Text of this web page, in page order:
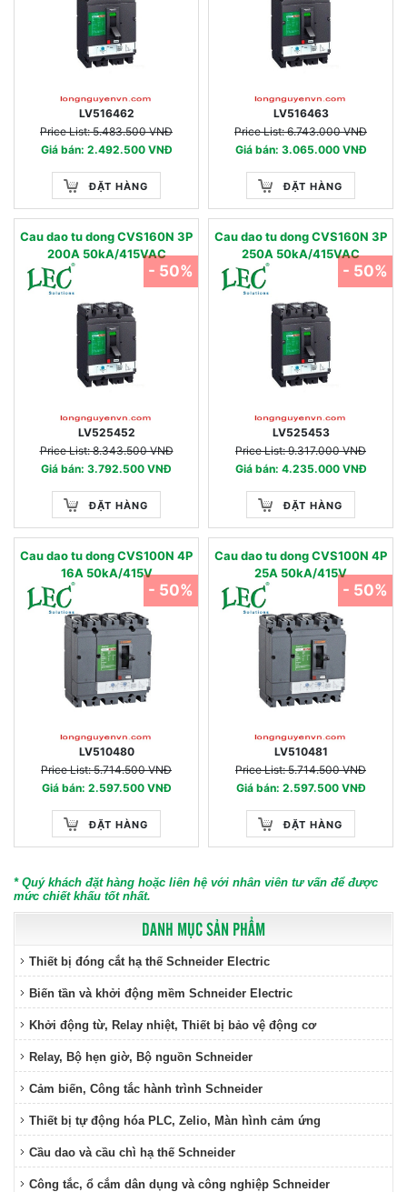
DANH MỤC SẢN PHẨM
Thiết bị đóng cắt hạ thế Schneider Electric
Biến tần và khởi động mềm Schneider Electric
Khởi động từ, Relay nhiệt, Thiết bị bảo vệ động cơ
Relay, Bộ hẹn giờ, Bộ nguồn Schneider
Cảm biến, Công tắc hành trình Schneider
Thiết bị tự động hóa PLC, Zelio, Màn hình cảm ứng
Cầu dao và cầu chì hạ thế Schneider
Công tắc, ổ cắm dân dụng và công nghiệp Schneider
LV516462
Price List: 5.483.500 VNĐ
Giá bán: 2.492.500 VNĐ
ĐẶT HÀNG
LV516463
Price List: 6.743.000 VNĐ
Giá bán: 3.065.000 VNĐ
ĐẶT HÀNG
Cau dao tu dong CVS160N 3P
200A 50kA/415VAC
LV525452
Price List: 8.343.500 VNĐ
Giá bán: 3.792.500 VNĐ
ĐẶT HÀNG
- 50%
Cau dao tu dong CVS160N 3P
250A 50kA/415VAC
LV525453
Price List: 9.317.000 VNĐ
Giá bán: 4.235.000 VNĐ
ĐẶT HÀNG
- 50%
Cau dao tu dong CVS100N 4P
16A 50kA/415V
LV510480
Price List: 5.714.500 VNĐ
Giá bán: 2.597.500 VNĐ
ĐẶT HÀNG
- 50%
Cau dao tu dong CVS100N 4P
25A 50kA/415V
LV510481
Price List: 5.714.500 VNĐ
Giá bán: 2.597.500 VNĐ
ĐẶT HÀNG
- 50%
* Quý khách đặt hàng hoặc liên hệ với nhân viên tư vấn để được
mức chiết khấu tốt nhất.